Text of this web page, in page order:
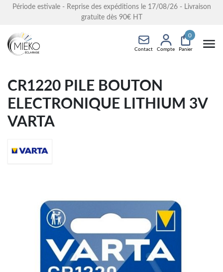
Période estivale - Reprise des expéditions le 17/08/26 - Livraison
gratuite dès 90€ HT
Contact Compte Panier
0
CR1220 PILE BOUTON
ELECTRONIQUE LITHIUM 3V
VARTA